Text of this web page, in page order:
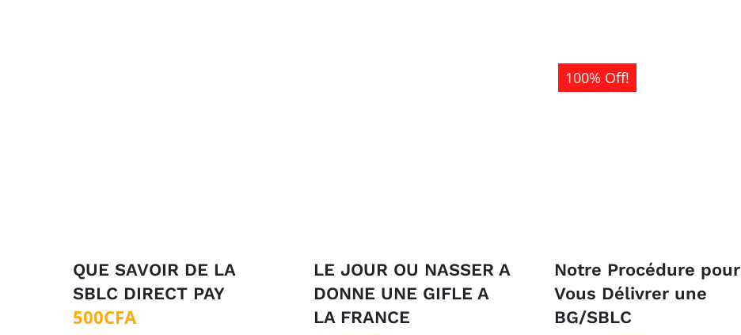
QUE SAVOIR DE LA
SBLC DIRECT PAY
500CFA
LE JOUR OU NASSER A
DONNE UNE GIFLE A
LA FRANCE
100% Off!
Notre Procédure pour
Vous Délivrer une
BG/SBLC